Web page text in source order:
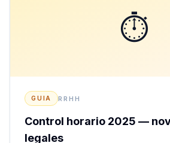
⏱
GUIA RRHH
Control horario 2025 —
legales